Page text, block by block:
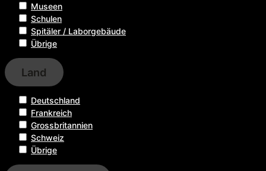
Museen
Schulen
Spitäler / Laborgebäude
Übrige
Land
Deutschland
Frankreich
Grossbritannien
Schweiz
Übrige